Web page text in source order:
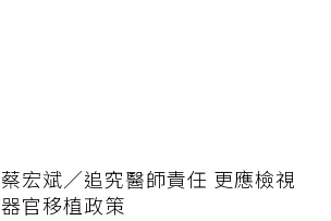
蔡宏斌／追究醫師責任 更應檢視
器官移植政策